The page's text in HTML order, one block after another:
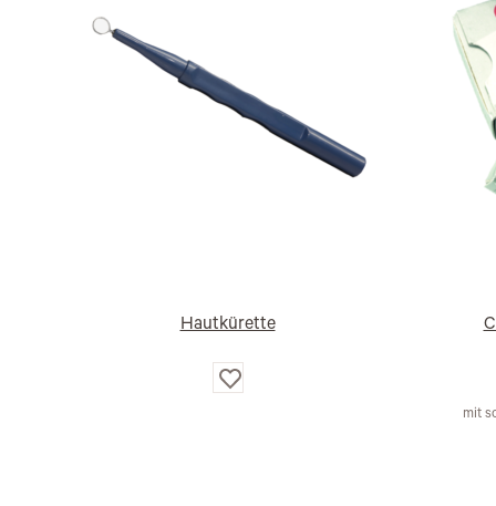
Hautkürette
Auf
die
mit